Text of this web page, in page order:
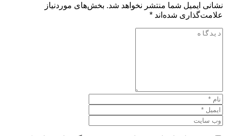
نشانی ایمیل شما منتشر نخواهد شد. بخش‌های موردنیاز
علامت‌گذاری شده‌اند *